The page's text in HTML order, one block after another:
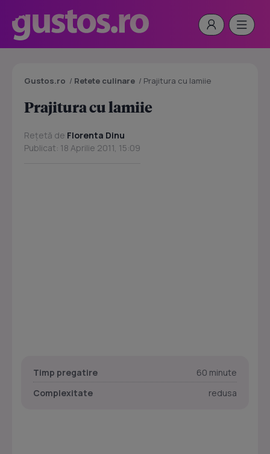
Gustos.ro / Retete culinare / Prajitura cu lamiie
Prajitura cu lamiie
Rețetă de Florenta Dinu
Publicat: 18 Aprilie 2011, 15:09
Timp pregatire
60 minute
Complexitate
redusa